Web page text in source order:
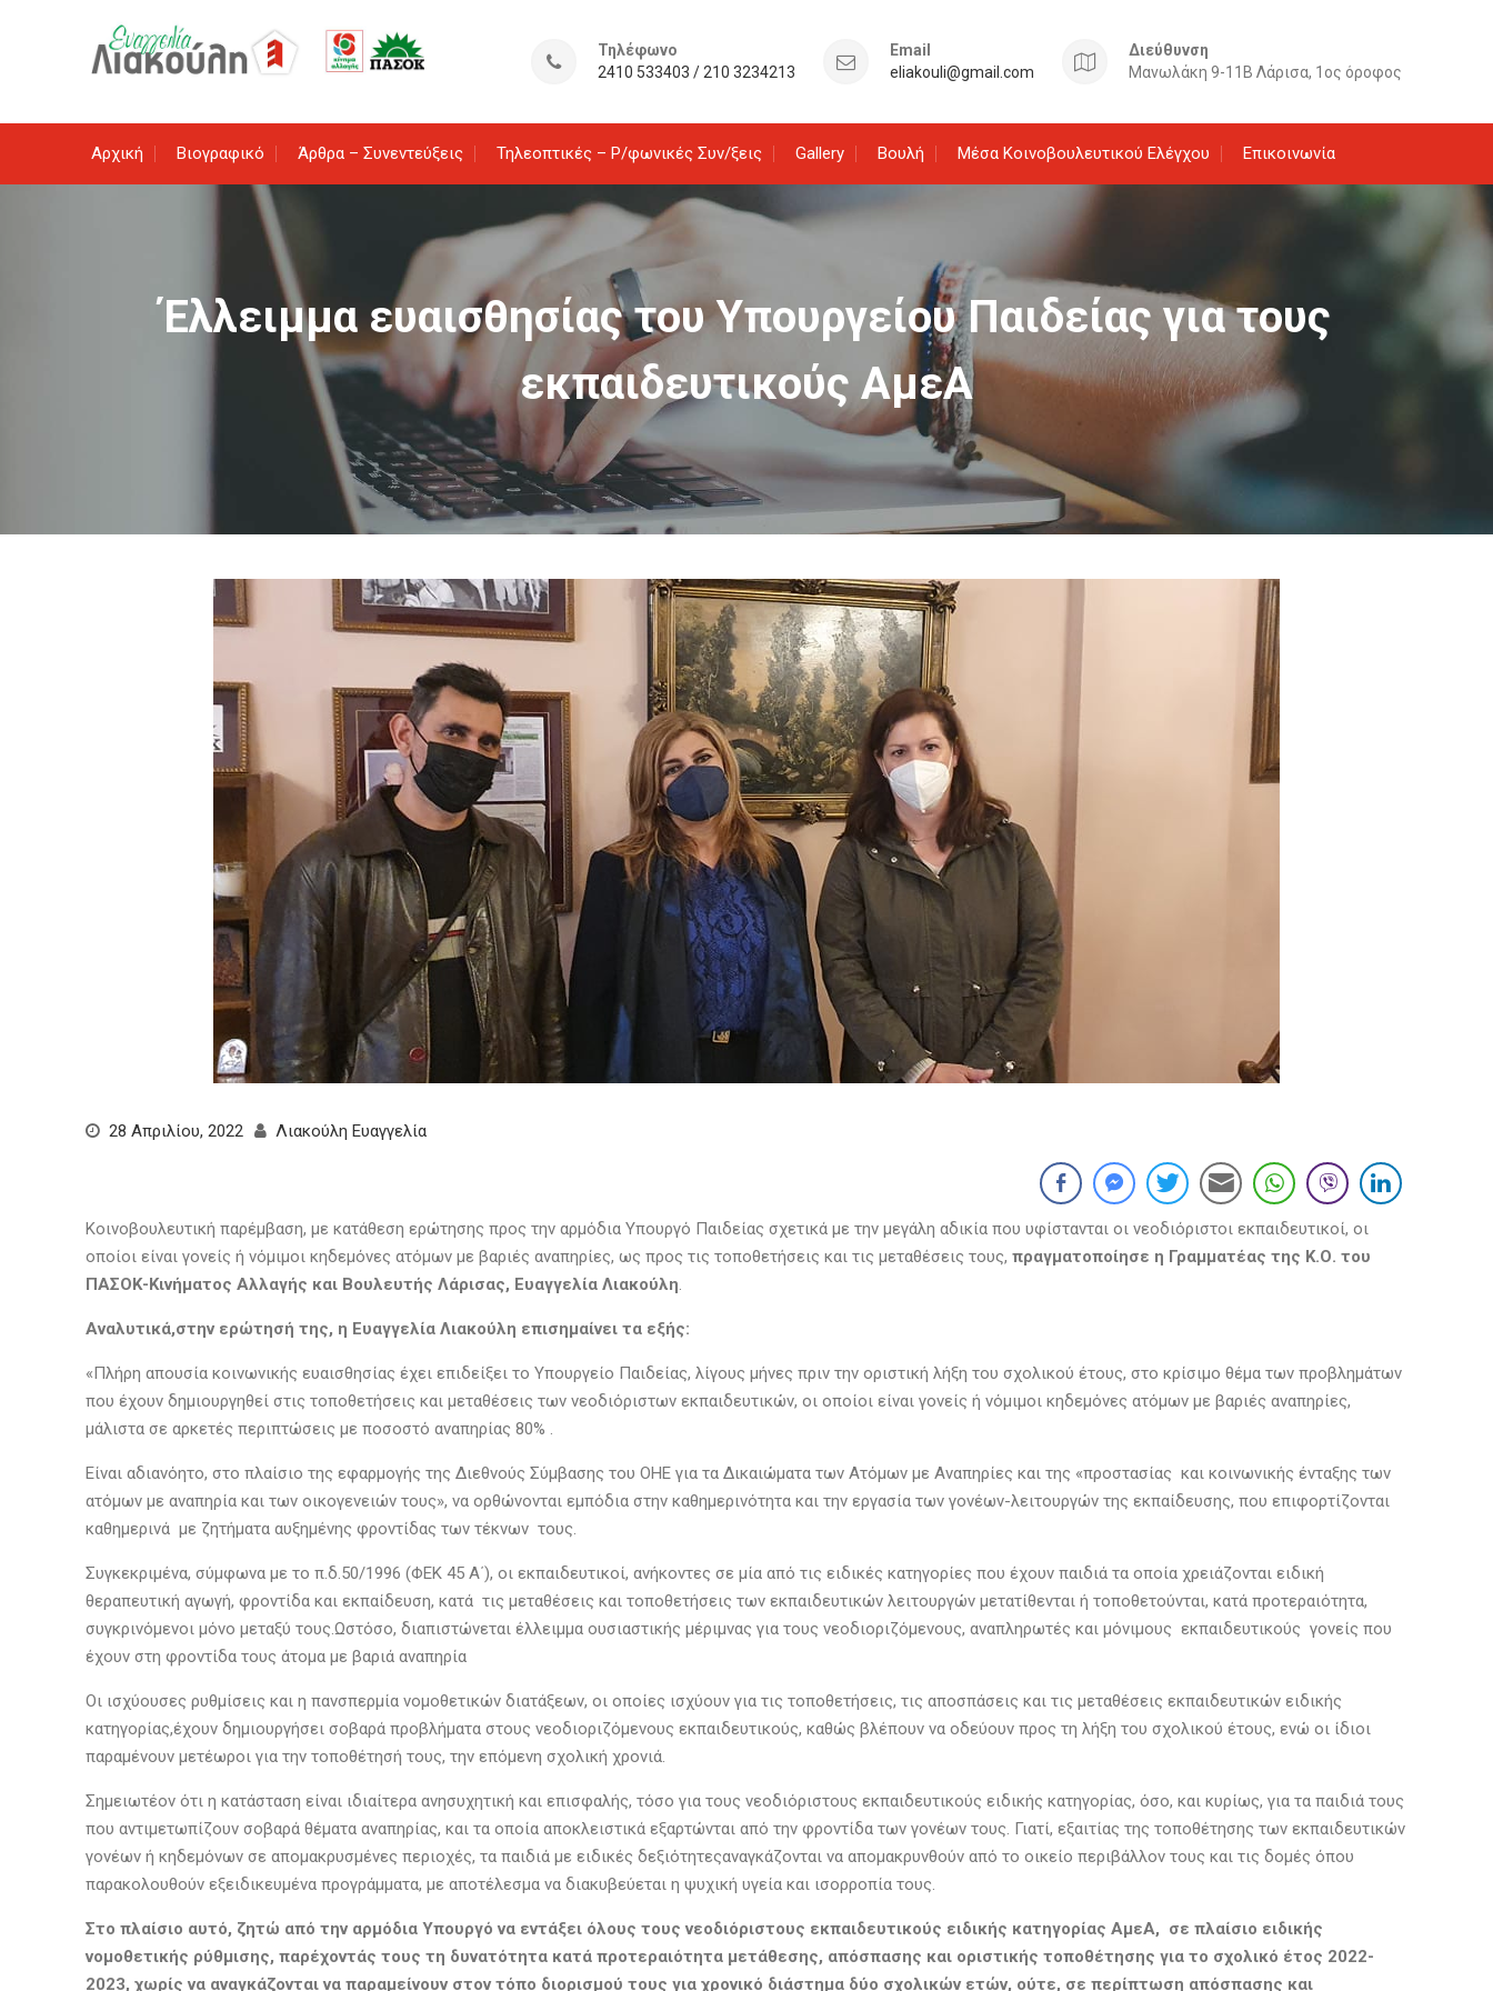
Τηλέφωνο
2410 533403 / 210 3234213
Email
eliakouli@gmail.com
Διεύθυνση
Μανωλάκη 9-11Β Λάρισα, 1ος όροφος
Αρχική Βιογραφικό Άρθρα – Συνεντεύξεις Τηλεοπτικές – Ρ/φωνικές Συν/ξεις Gallery Βουλή Μέσα Κοινοβουλευτικού Ελέγχου Επικοινωνία
Έλλειμμα ευαισθησίας του Υπουργείου Παιδείας για τους
εκπαιδευτικούς ΑμεΑ
28 Απριλίου, 2022 Λιακούλη Ευαγγελία
Κοινοβουλευτική παρέμβαση, με κατάθεση ερώτησης προς την αρμόδια Υπουργό Παιδείας σχετικά με την μεγάλη αδικία που υφίστανται οι νεοδιόριστοι εκπαιδευτικοί, οι
οποίοι είναι γονείς ή νόμιμοι κηδεμόνες ατόμων με βαριές αναπηρίες, ως προς τις τοποθετήσεις και τις μεταθέσεις τους, πραγματοποίησε η Γραμματέας της Κ.Ο. του
ΠΑΣΟΚ-Κινήματος Αλλαγής και Βουλευτής Λάρισας, Ευαγγελία Λιακούλη.
Αναλυτικά,στην ερώτησή της, η Ευαγγελία Λιακούλη επισημαίνει τα εξής:
«Πλήρη απουσία κοινωνικής ευαισθησίας έχει επιδείξει το Υπουργείο Παιδείας, λίγους μήνες πριν την οριστική λήξη του σχολικού έτους, στο κρίσιμο θέμα των προβλημάτων
που έχουν δημιουργηθεί στις τοποθετήσεις και μεταθέσεις των νεοδιόριστων εκπαιδευτικών, οι οποίοι είναι γονείς ή νόμιμοι κηδεμόνες ατόμων με βαριές αναπηρίες,
μάλιστα σε αρκετές περιπτώσεις με ποσοστό αναπηρίας 80% .
Είναι αδιανόητο, στο πλαίσιο της εφαρμογής της Διεθνούς Σύμβασης του ΟΗΕ για τα Δικαιώματα των Ατόμων με Αναπηρίες και της «προστασίας και κοινωνικής ένταξης των
ατόμων με αναπηρία και των οικογενειών τους», να ορθώνονται εμπόδια στην καθημερινότητα και την εργασία των γονέων-λειτουργών της εκπαίδευσης, που επιφορτίζονται
καθημερινά με ζητήματα αυξημένης φροντίδας των τέκνων τους.
Συγκεκριμένα, σύμφωνα με το π.δ.50/1996 (ΦΕΚ 45 Α΄), οι εκπαιδευτικοί, ανήκοντες σε μία από τις ειδικές κατηγορίες που έχουν παιδιά τα οποία χρειάζονται ειδική
θεραπευτική αγωγή, φροντίδα και εκπαίδευση, κατά τις μεταθέσεις και τοποθετήσεις των εκπαιδευτικών λειτουργών μετατίθενται ή τοποθετούνται, κατά προτεραιότητα,
συγκρινόμενοι μόνο μεταξύ τους.Ωστόσο, διαπιστώνεται έλλειμμα ουσιαστικής μέριμνας για τους νεοδιοριζόμενους, αναπληρωτές και μόνιμους εκπαιδευτικούς γονείς που
έχουν στη φροντίδα τους άτομα με βαριά αναπηρία
Οι ισχύουσες ρυθμίσεις και η πανσπερμία νομοθετικών διατάξεων, οι οποίες ισχύουν για τις τοποθετήσεις, τις αποσπάσεις και τις μεταθέσεις εκπαιδευτικών ειδικής
κατηγορίας,έχουν δημιουργήσει σοβαρά προβλήματα στους νεοδιοριζόμενους εκπαιδευτικούς, καθώς βλέπουν να οδεύουν προς τη λήξη του σχολικού έτους, ενώ οι ίδιοι
παραμένουν μετέωροι για την τοποθέτησή τους, την επόμενη σχολική χρονιά.
Σημειωτέον ότι η κατάσταση είναι ιδιαίτερα ανησυχητική και επισφαλής, τόσο για τους νεοδιόριστους εκπαιδευτικούς ειδικής κατηγορίας, όσο, και κυρίως, για τα παιδιά τους
που αντιμετωπίζουν σοβαρά θέματα αναπηρίας, και τα οποία αποκλειστικά εξαρτώνται από την φροντίδα των γονέων τους. Γιατί, εξαιτίας της τοποθέτησης των εκπαιδευτικών
γονέων ή κηδεμόνων σε απομακρυσμένες περιοχές, τα παιδιά με ειδικές δεξιότητεςαναγκάζονται να απομακρυνθούν από το οικείο περιβάλλον τους και τις δομές όπου
παρακολουθούν εξειδικευμένα προγράμματα, με αποτέλεσμα να διακυβεύεται η ψυχική υγεία και ισορροπία τους.
Στο πλαίσιο αυτό, ζητώ από την αρμόδια Υπουργό να εντάξει όλους τους νεοδιόριστους εκπαιδευτικούς ειδικής κατηγορίας ΑμεΑ, σε πλαίσιο ειδικής
νομοθετικής ρύθμισης, παρέχοντάς τους τη δυνατότητα κατά προτεραιότητα μετάθεσης, απόσπασης και οριστικής τοποθέτησης για το σχολικό έτος 2022-
2023, χωρίς να αναγκάζονται να παραμείνουν στον τόπο διορισμού τους για χρονικό διάστημα δύο σχολικών ετών, ούτε, σε περίπτωση απόσπασης και